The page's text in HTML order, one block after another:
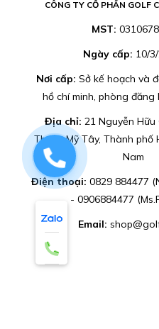
CÔNG TY CỔ PHẦN GOLF
MST:
Ngày cấp: 10/
Nơi cấp: Sở kế hoạch và
hồ chí minh, phòng đăng
Địa chỉ:21 Nguyễn Hữu
Thạnh Mỹ Tây, Thành phố
Nam
Điện thoại:0829 884477
- 0906884477
Email:
0829884477